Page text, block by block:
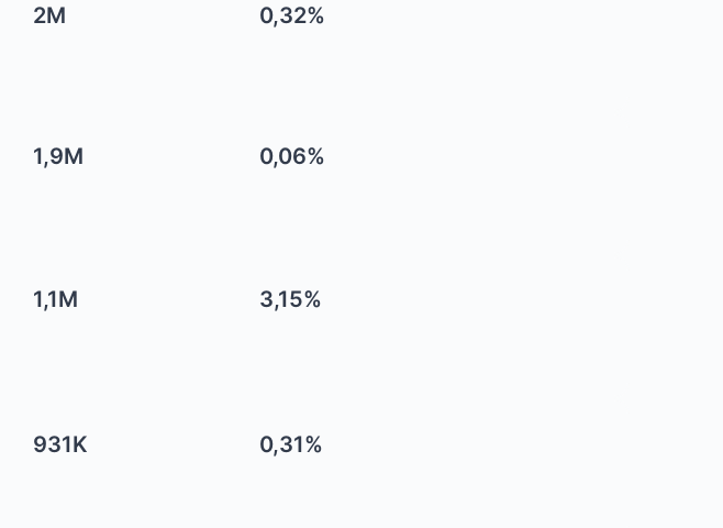
2M 0,32%
1,9M 0,06%
1,1M 3,15%
931K 0,31%